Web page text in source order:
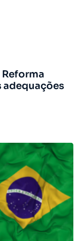
Reforma
adequações